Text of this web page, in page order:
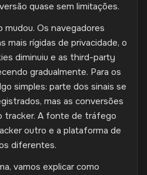
quase sem limitações.
mudou. Os navegadores
mais rígidas de privacidade, o
diminuiu e as third-party
gradualmente. Para os
simples: parte dos sinais se
mas as conversões
tracker. A fonte de tráfego
outro e a plataforma de
diferentes.
vamos explicar como